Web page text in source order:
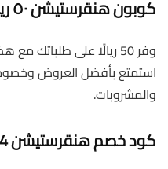
كوبون هنقرستيشن ٥٠ ريال
وفر 50 ريالًا على
استمتع بأفضل العروض
والمشروبات.
كود خصم هنقرستيشن 2024